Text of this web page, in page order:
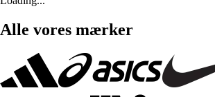
Alle vores mærker